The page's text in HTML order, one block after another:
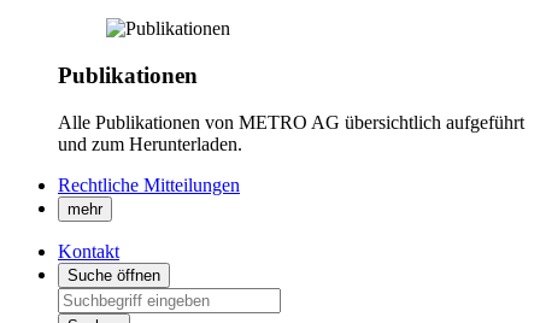
Publikationen
Alle Publikationen von METRO AG übersichtlich aufgeführt
und zum Herunterladen.
Rechtliche Mitteilungen
mehr
Kontakt
Suche öffnen